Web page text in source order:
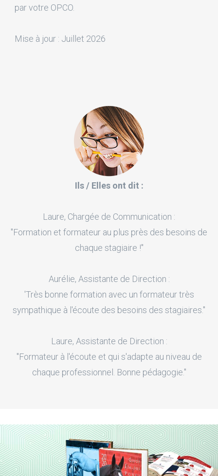
par votre OPCO.
Mise à jour : Juillet 2026
Ils / Elles ont dit :
Laure, Chargée de Communication :
"Formation et formateur au plus près des besoins de
chaque stagiaire !"
Aurélie, Assistante de Direction :
'Très bonne formation avec un formateur très
sympathique à l'écoute des besoins des stagiaires."
Laure, Assistante de Direction :
"Formateur à l'écoute et qui s'adapte au niveau de
chaque professionnel. Bonne pédagogie."